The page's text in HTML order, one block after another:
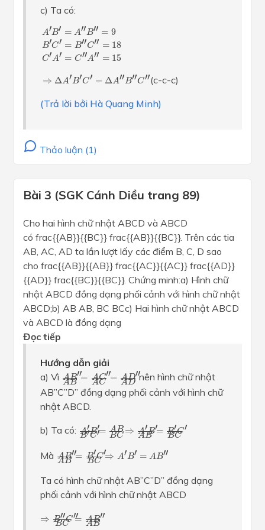
c) Ta có:
A′B′ = A′′ B′′ = 9
B′C′ = B′′C′′ = 18
C′ A′ = C′′A′′ = 15
A′B′= B″ =9 C′
⇒ ΔA′ B′C′ = ΔA′′ B′′C′′
A B ′C =Δ B ″C ″
(c-c-c)
(Trả lời bởi Hà Quang Minh)
Thảo luận (1)
Bài 3 (SGK Cánh Diều trang 89)
Cho hai hình chữ nhật ABCD và ABCD
có frac{{AB}}{{BC}} frac{{AB}}{{BC}}. Trên các tia
AB, AC, AD ta lần lượt lấy các điểm B, C, D sao
cho frac{{AB}}{{AB}} frac{{AC}}{{AC}} frac{{AD}}
{{AD}} frac{{BC}}{{BC}}. Chứng minh:a) Hình chữ
nhật ABCD đồng dạng phối cảnh với hình chữ nhật
ABCD;b) AB AB, BC BCc) Hai hình chữ nhật ABCD
và ABCD là đồng dạng
Đọc tiếp
Hướng dẫn giải
a) Vì AB′′
AB = AC′′
AC = AD′′
AD
AB″A = AC C=A D D
nên hình chữ nhật
AB”C”D” đồng dạng phối cảnh với hình chữ
nhật ABCD.
b) Ta có: A′B′
B′C′= AB
BC ⇒ A′B′
AB = B′C′
BC
A′B′B ′=A C ⇒A B′AB
Mà AB′′
AB = B′C′
BC ⇒ A′B′ = AB′′
A B″A =B′C ⇒ A B
Ta có hình chữ nhật AB”C”D” đồng dạng
phối cảnh với hình chữ nhật ABCD
⇒ B′′C′′
BC = AB′′
AB
″C ″BC AB″